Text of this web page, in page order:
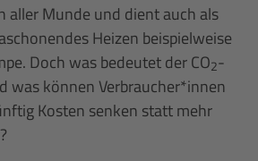
aller Munde und dient auch als
Heizen beispielweise
Doch was bedeutet der CO2-
was können Verbraucher*innen
Kosten senken statt mehr